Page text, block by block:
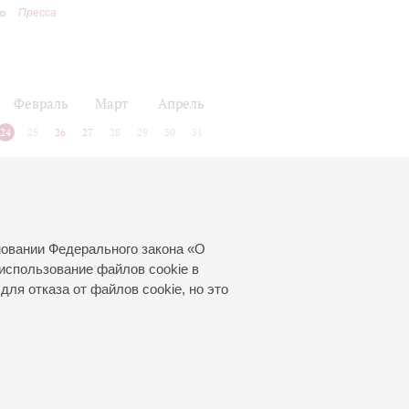
Пресса
Федерального закона «О
файлов cookie в
отказа от файлов cookie, но это
Февраль Март Апрель
24 25 26 27 28 29 30 31